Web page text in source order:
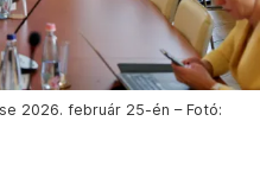
2026. február 25-én – Fotó: